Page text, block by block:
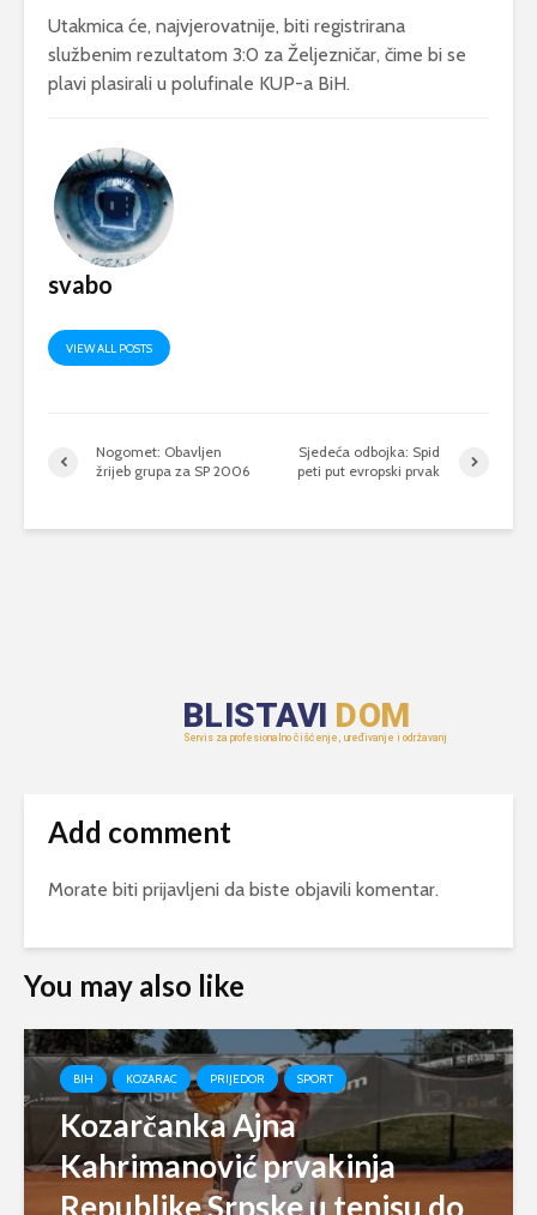
Utakmica će, najvjerovatnije, biti registrirana
službenim rezultatom 3:0 za Željezničar, čime bi se
plavi plasirali u polufinale KUP-a BiH.
svabo
VIEW ALL POSTS
Nogomet: Obavljen
žrijeb grupa za SP 2006
Sjedeća odbojka: Spid
peti put evropski prvak
Add comment
Morate biti prijavljeni da biste objavili komentar.
You may also like
BIH KOZARAC PRIJEDOR SPORT
Kozarčanka Ajna
Kahrimanović prvakinja
Republike Srpske u tenisu do